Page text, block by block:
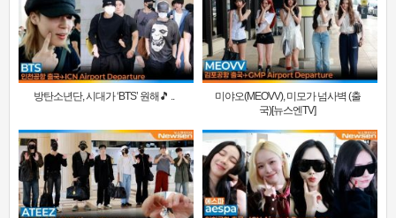
방탄소년단, 시대가 ‘BTS’ 원해🎵 ..
미야오(MEOVV), 미모가 넘사벽 (출
국)[뉴스엔TV]